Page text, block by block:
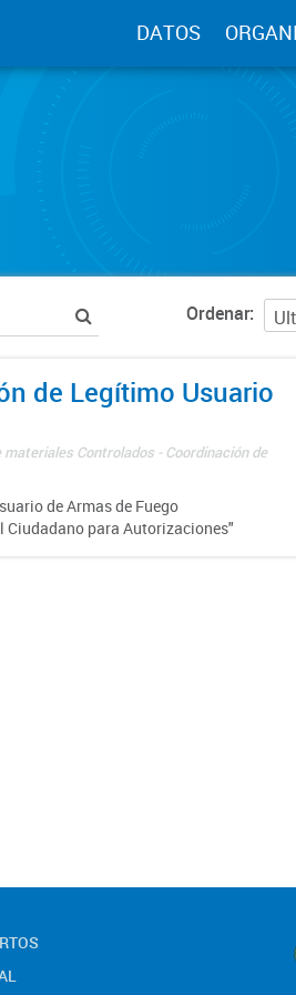
DATOS
Ordenar
de Legítimo Usuario
Controlados - Coordinación de
de Armas de Fuego
Ciudadano para Autorizaciones"